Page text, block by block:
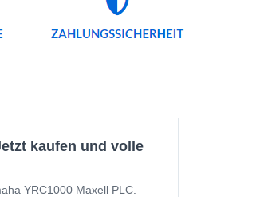
kaufen und volle
YRC1000 Maxell PLC.